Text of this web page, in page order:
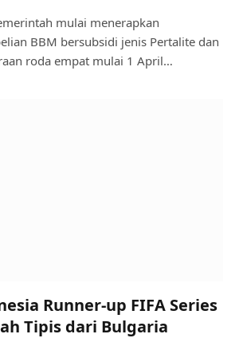
mulai menerapkan
BBM bersubsidi jenis Pertalite dan
roda empat mulai 1 April…
Runner-up FIFA Series
Tipis dari Bulgaria